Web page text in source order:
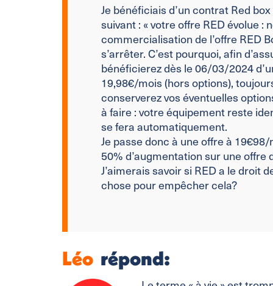
Je bénéficiais d’un contrat Red
suivant : « votre offre RED évolue :
commercialisation de l’offre RED
s’arrêter. C’est pourquoi, afin
bénéficierez dès le 06/03/2024
19,98€/mois (hors options),
conserverez vos éventuelles
à faire : votre équipement reste
se fera automatiquement.
Je passe donc à une offre à
50% d’augmentation sur une offre
J’aimerais savoir si RED a le droit
chose pour empêcher cela?
Léo répond: